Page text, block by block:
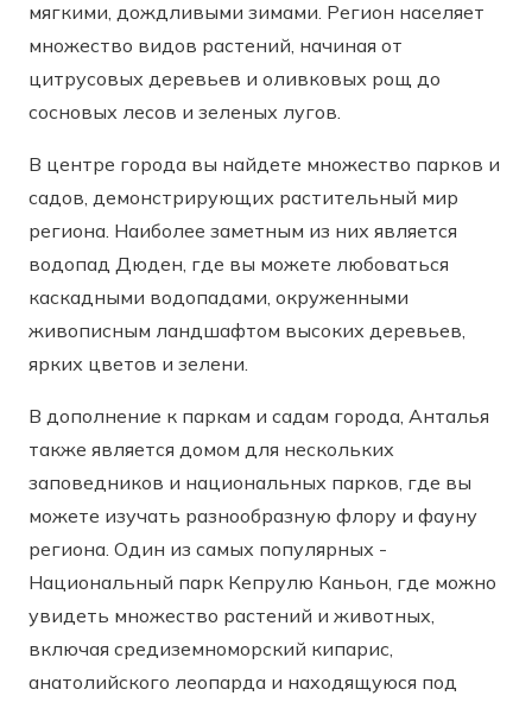
мягкими, дождливыми зимами. Регион населяет
множество видов растений, начиная от
цитрусовых деревьев и оливковых рощ до
сосновых лесов и зеленых лугов.
В центре города вы найдете множество парков и
садов, демонстрирующих растительный мир
региона. Наиболее заметным из них является
водопад Дюден, где вы можете любоваться
каскадными водопадами, окруженными
живописным ландшафтом высоких деревьев,
ярких цветов и зелени.
В дополнение к паркам и садам города, Анталья
также является домом для нескольких
заповедников и национальных парков, где вы
можете изучать разнообразную флору и фауну
региона. Один из самых популярных -
Национальный парк Кепрулю Каньон, где можно
увидеть множество растений и животных,
включая средиземноморский кипарис,
анатолийского леопарда и находящуюся под